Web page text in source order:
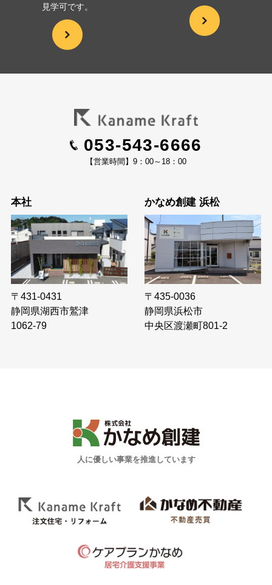
見学可です。
053-543-6666
【営業時間】9：00～18：00
本社
〒431-0431
静岡県湖西市鷲津
1062-79
かなめ創建 浜松
〒435-0036
静岡県浜松市
中央区渡瀬町801-2
人に優しい事業を推進しています